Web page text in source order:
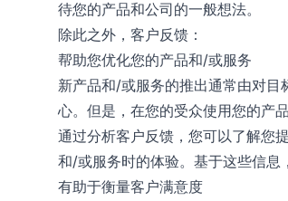
待您的产品和公司的一般想法。
除此之外，客户反馈：
帮助您优化您的产品和/或服务
新产品和/或服务的推出通常由对
心。但是，在您的受众使用您的产
通过分析客户反馈，您可以了解您
和/或服务时的体验。基于这些信息
有助于衡量客户满意度